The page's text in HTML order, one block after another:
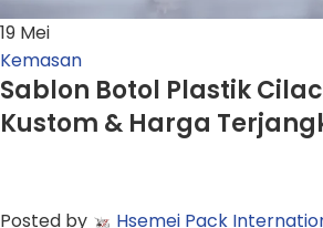
19 Mei
Kemasan
Sablon Botol Plastik
Kustom & Harga
Posted by
Hsemei Pack